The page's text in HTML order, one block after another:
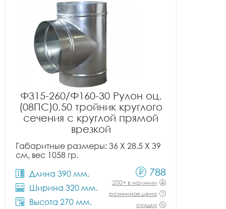
Ф315-260/Ф160-30 Рулон оц.
(08ПС)0.50 тройник круглого
сечения с круглой прямой
врезкой
Габаритные размеры: 36 X 28.5 X 39
см, вес 1058 гр.
Длина 390 мм.
Ширина 320 мм.
Высота 270 мм.
788
200+ в наличии
розничная цена
скидки